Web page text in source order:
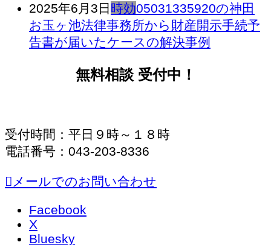
2025年6月3日 時効05031335920の神田
お玉ヶ池法律事務所から財産開示手続予
告書が届いたケースの解決事例
無料相談 受付中！
受付時間：平日９時～１８時
電話番号：043-203-8336
メールでのお問い合わせ
Facebook
X
Bluesky